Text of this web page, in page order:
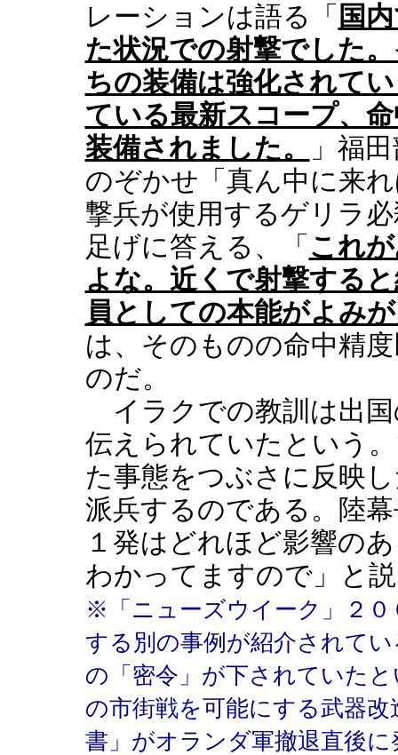
レーションは語る「 国
た状況での射撃でした
ちの装備は強化されて
ている最新スコープ、
装備されました。
」福
のぞかせ「真ん中に来
撃兵が使用するゲリラ
足げに答える、「 これ
よな。近くで射撃する
員としての本能がよみ
は、そのものの命中精
のだ。
イラクでの教訓は出
伝えられていたという
た事態をつぶさに反映
派兵するのである。陸
１発はどれほど影響の
わかってますので」と
※「ニューズウイーク」２０
する別の事例が紹介されて
の「密令」が下されていた
の市街戦を可能にする武器
書」がオランダ軍撤退直後